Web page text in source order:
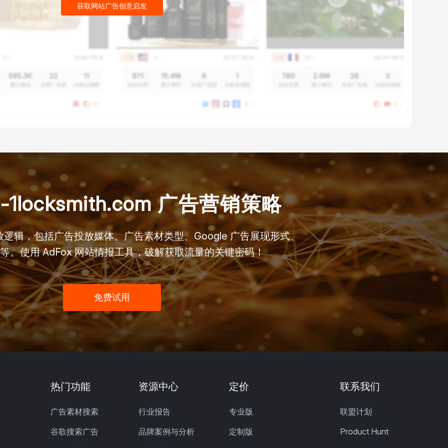
获取网站广告创意启发
1locksmith.com 广告营销策略
逻辑，包括广告投放媒体、广告素材类型、Google 广告展现形式、
。使用 AdFox 网站情报工具，破解获取流量的关键密码！
免费试用
热门功能
广告素材搜索
谷歌搜索广告
资源中心
行业报告
品牌案例与分析
定价
专业版
定制版
联系我们
联盟计划
Product Hunt